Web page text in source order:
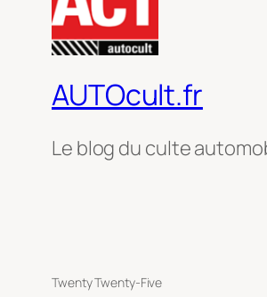
AUTOcult.fr
Le blog du culte
Twenty Twenty-Five